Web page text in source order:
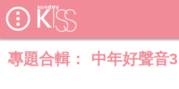
專題合輯： 中年好聲音3